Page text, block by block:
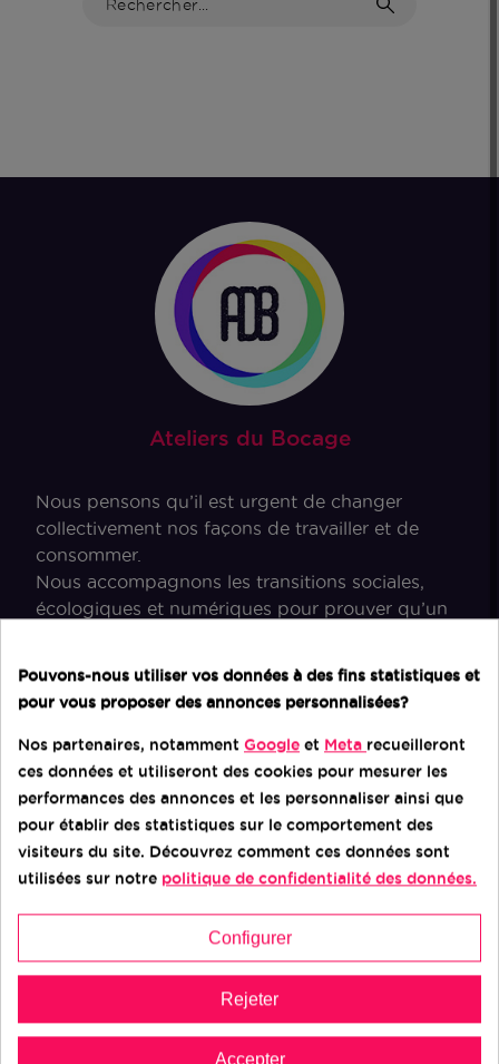
Ateliers du Bocage
Nous pensons qu’il est urgent de changer
collectivement nos façons de travailler et de
consommer.
Nous accompagnons les transitions sociales,
écologiques et numériques pour prouver qu’un
MEMBRE
DU MOUVEMENT
EMMAÜS
Demande de devis
Contact
Ateliers du Bocage
Pouvons-nous utiliser vos données à des fins statistiques et
pour vous proposer des annonces personnalisées?
Nos partenaires, notamment Google et Meta recueilleront
ces données et utiliseront des cookies pour mesurer les
performances des annonces et les personnaliser ainsi que
pour établir des statistiques sur le comportement des
visiteurs du site. Découvrez comment ces données sont
utilisées sur notre politique de confidentialité des données.
Configurer
Rejeter
Accepter
Consentement aux cookies